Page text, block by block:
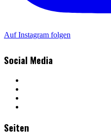
Auf Instagram folgen
Social Media
Seiten